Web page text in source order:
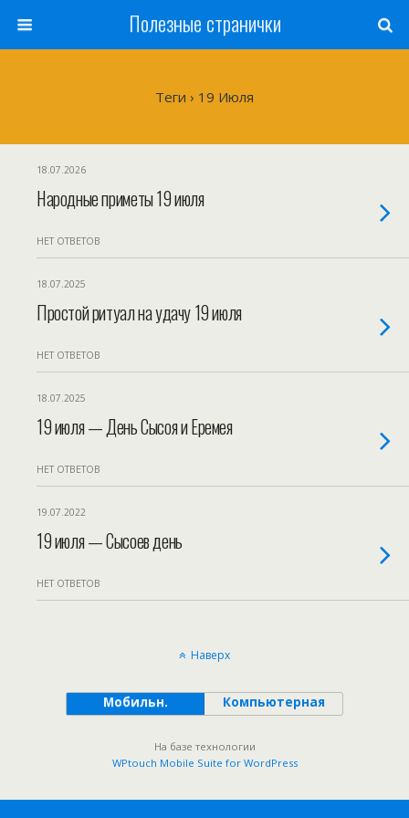
Полезные странички
Теги › 19 Июля
18.07.2026
Народные приметы 19 июля
НЕТ ОТВЕТОВ
18.07.2025
Простой ритуал на удачу 19 июля
НЕТ ОТВЕТОВ
18.07.2025
19 июля — День Сысоя и Еремея
НЕТ ОТВЕТОВ
19.07.2022
19 июля — Сысоев день
НЕТ ОТВЕТОВ
Наверх
Мобильн. Компьютерная
На базе технологии
WPtouch Mobile Suite for WordPress